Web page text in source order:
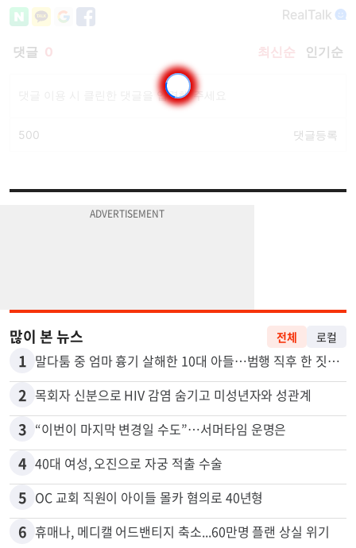
1
2 목회자 신분으로 HIV 감염 숨기고 미성년자와 성관계
3 “이번이 마지막 변경일 수도”…서머타임 운명은
4 40대 여성, 오진으로 자궁 적출 수술
5 OC 교회 직원이 아이들 몰카 혐의로 40년형